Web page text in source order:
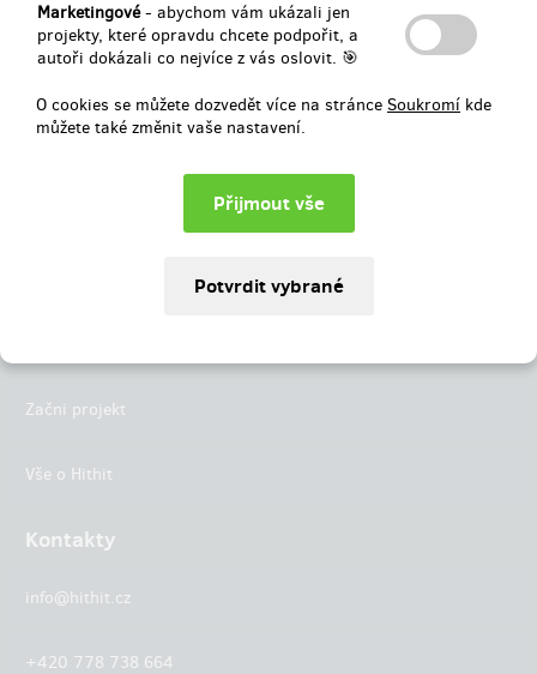
Marketingové- abychom vám ukázali jen
projekty, které opravdu chcete podpořit, a
autoři dokázali co nejvíce z vás oslovit. 🎯
O cookies se můžete dozvedět více na stránce Soukromí kde
můžete také změnit vaše nastavení.
Najdete nás na
Začni projekt
Vše o Hithit
Kontakty
info@hithit.cz
+420 778 738 664